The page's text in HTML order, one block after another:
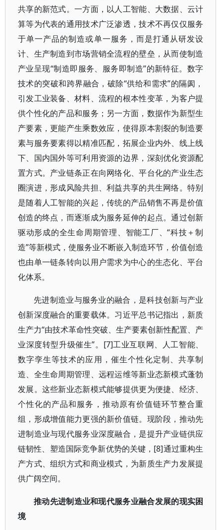
共享的新范式。一方面，以人工智能、大数据、云计
算等为代表的通用技术广泛渗透，技术不再仅仅服务
于单一产品的制造或单一服务，而是打通从研发设
计、生产制造到市场营销全流程的壁垒，从而使制造
产业呈现“制造即服务、服务即制造”的新特征。数字
技术的突破和跨界融合，破除“供给和需求”的隔阂，
引发工业装备、材料、流程的根本性变革，为客户提
供个性化的产品和服务；另一方面，数据作为新型生
产要素，更能产生乘数效应，使得原本割裂的制造要
素与服务要素得以精准匹配，拓展企业内外、线上线
下、国内国外等可利用资源的边界，深刻优化资源配
置方式。产业链条正在向网络化、平台化的产业生态
圈演进，形成风险共担、利益共享的共生网络。特别
是随着人工智能的兴起，传统的产品销售不再是价值
创造的终点，而逐渐成为服务延伸的起点。通过创新
驱动形成的全生命周期管理、智能工厂、“科技＋制
造”等新模式，使服务业不断嵌入制造环节，价值创造
也由单一链条转向以用户需求为中心的生态化、平台
化体系。
先进制造业与服务业的融合，是科技创新与产业
创新深度融合的重要载体。习近平总书记指出，新质
生产力“由技术革命性突破、生产要素创新性配置、产
业深度转型升级催生”。[7]工业互联网、人工智能、
数字孪生等技术的应用，催生个性化定制、共享制
造、全生命周期管理、远程运维等新业态新模式蓬勃
发展。这些新业态新模式能够提供更为便捷、经济、
个性化的产品和服务，推动原有价值链环节整合重
组，形成增值能力更强的新价值链。现阶段，推动先
进制造业与现代服务业深度融合，是提升产业链供应
链韧性、塑造国际竞争新优势的关键，[8]通过重构生
产方式、组织方式和商业模式，为新质生产力发展提
供广阔空间。
推动先进制造业和现代服务业融合发展的现实困
境